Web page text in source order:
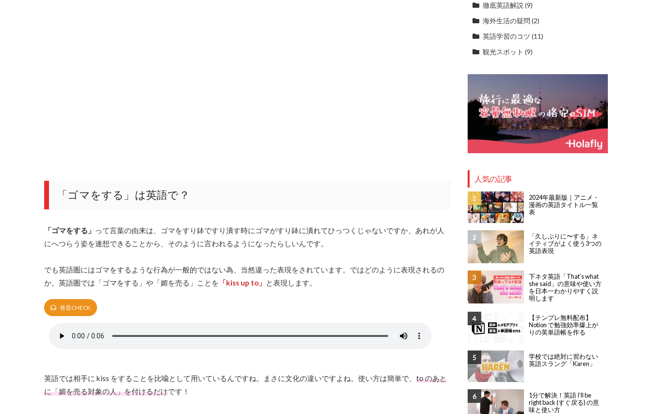
「ゴマをする」は英語で？
「ゴマをする」 って言葉の由来は、ゴマをすり鉢ですり潰す時にゴマがすり鉢に潰れてひっつくじゃないですか、あれが人
にへつらう姿を連想できることから、そのように言われるようになったらしいんです。
でも英語圏にはゴマをするような行為が一般的ではない為、当然違った表現をされています。ではどのように表現されるの
か。英語圏では「ゴマをする」や「媚を売る」ことを 「kiss up to」 と表現します。
発音CHECK
英語では相手に kiss をすることを比喩として用いているんですね。まさに文化の違いですよね。使い方は簡単で、 to のあと
に「媚を売る対象の人」を付けるだけです！
徹底英語解説 (9)
海外生活の疑問 (2)
英語学習のコツ (11)
観光スポット (9)
人気の記事
2024年最新版｜アニメ・
漫画の英語タイトル一覧
表
「久しぶりに〜する」ネ
イティブがよく使う3つの
英語表現
下ネタ英語「That’s what
she said」の意味や使い方
を日本一わかりやすく説
明します
【テンプレ無料配布】
Notion で勉強効率爆上が
りの英単語帳を作る
学校では絶対に習わない
英語スラング「Karen」
1分で解決！英語 I’ll be
right back (すぐ戻る) の意
味と使い方